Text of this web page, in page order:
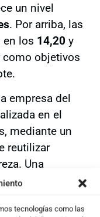
tecnologías como las
un nivel
. Por arriba, las
los 14,20 y
como objetivos
empresa del
en el
mediante un
reutilizar
Una
de impacto